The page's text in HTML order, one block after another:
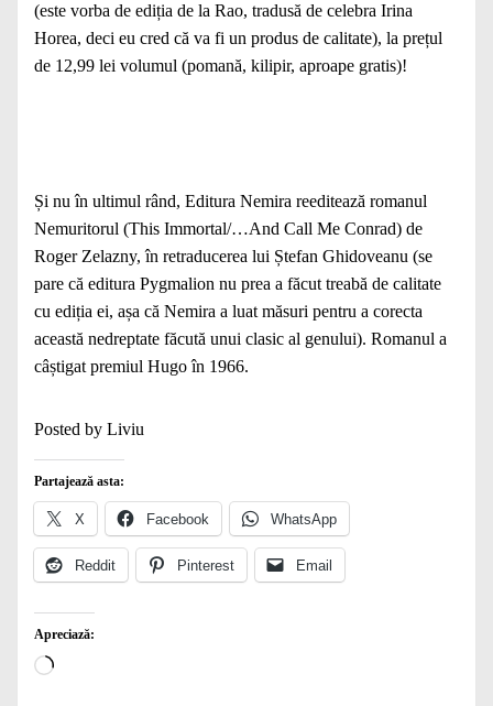
(este vorba de ediția de la Rao, tradusă de celebra Irina
Horea, deci eu cred că va fi un produs de calitate), la prețul
de 12,99 lei volumul (pomană, kilipir, aproape gratis)!
Și nu în ultimul rând, Editura Nemira reeditează romanul
Nemuritorul (This Immortal/…And Call Me Conrad) de
Roger Zelazny, în retraducerea lui Ștefan Ghidoveanu (se
pare că editura Pygmalion nu prea a făcut treabă de calitate
cu ediția ei, așa că Nemira a luat măsuri pentru a corecta
această nedreptate făcută unui clasic al genului). Romanul a
câștigat premiul Hugo în 1966.
Posted by Liviu
Partajează asta:
X Facebook WhatsApp
Reddit Pinterest Email
Apreciază:
Încarc...